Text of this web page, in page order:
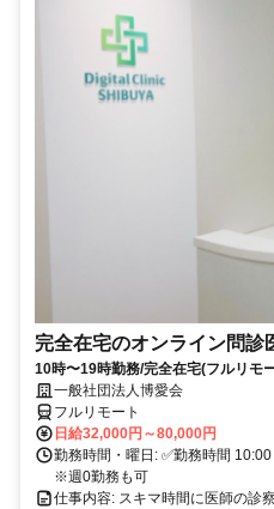
完全在宅のオンライン問診
10時〜19時勤務/完全在宅(フルリモ
業務一般社団法人博愛会
フルリモート
日給32,000円～80,000円
勤務時間・曜日: ✅勤務時間
※週0勤務も可
仕事内容: スキマ時間に医師の診